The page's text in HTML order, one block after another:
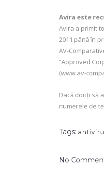
Avira este
Avira a primit
2011 până în
AV-
“Approved
(www.av-
Dacă doriți să
numerele de
Tags:
No